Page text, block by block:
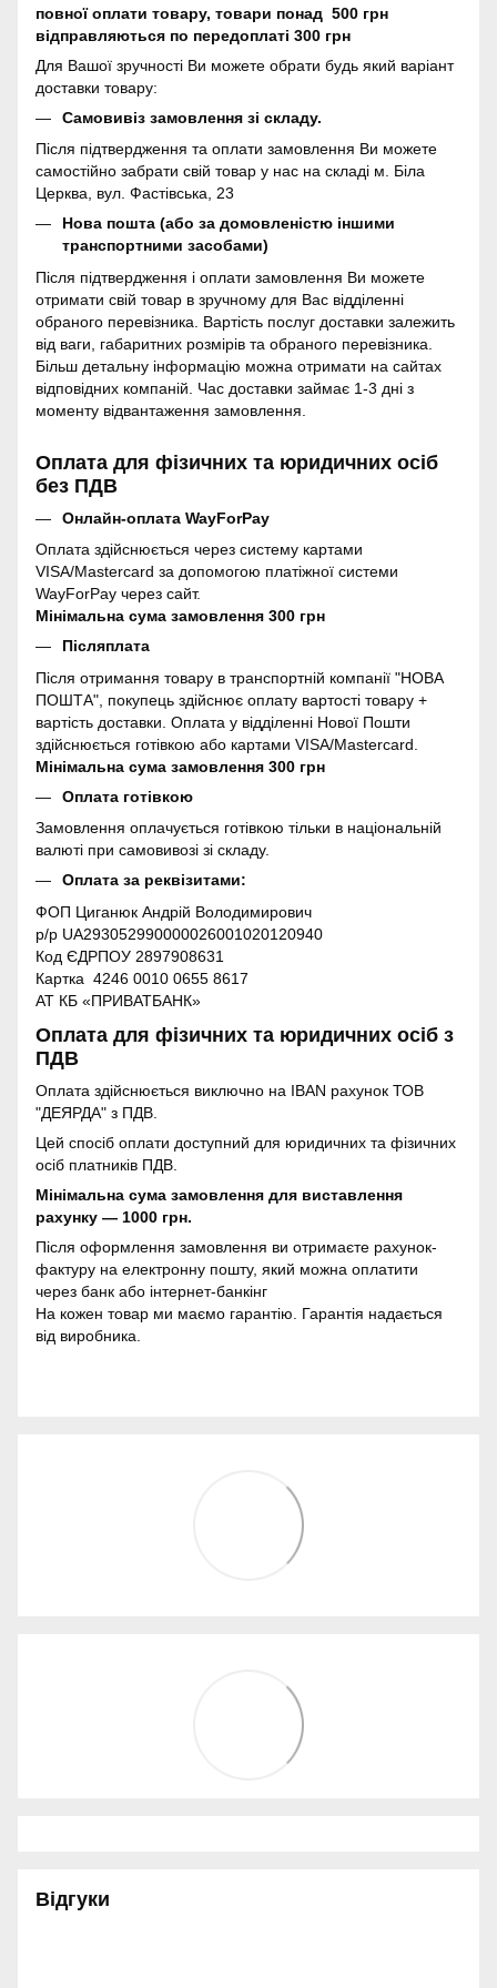
повної оплати товару, товари понад 500 грн
відправляються по передоплаті 300 грн
Для Вашої зручності Ви можете обрати будь який варіант
доставки товару:
Самовивіз замовлення зі складу.
Після підтвердження та оплати замовлення Ви можете
самостійно забрати свій товар у нас на складі м. Біла
Церква, вул. Фастівська, 23
Нова пошта (або за домовленістю іншими
транспортними засобами)
Після підтвердження і оплати замовлення Ви можете
отримати свій товар в зручному для Вас відділенні
обраного перевізника. Вартість послуг доставки залежить
від ваги, габаритних розмірів та обраного перевізника.
Більш детальну інформацію можна отримати на сайтах
відповідних компаній. Час доставки займає 1-3 дні з
моменту відвантаження замовлення.
Оплата для фізичних та юридичних осіб
без ПДВ
Онлайн-оплата WayForPay
Оплата здійснюється через систему картами
VISA/Mastercard за допомогою платіжної системи
WayForPay через сайт.
Мінімальна сума замовлення 300 грн
Післяплата
Після отримання товару в транспортній компанії "НОВА
ПОШТА", покупець здійснює оплату вартості товару +
вартість доставки. Оплата у відділенні Нової Пошти
здійснюється готівкою або картами VISA/Mastercard.
Мінімальна сума замовлення 300 грн
Оплата готівкою
Замовлення оплачується готівкою тільки в національній
валюті при самовивозі зі складу.
Оплата за реквізитами:
ФОП Циганюк Андрій Володимирович
р/р UA293052990000026001020120940
Код ЄДРПОУ 2897908631
Картка 4246 0010 0655 8617
АТ КБ «ПРИВАТБАНК»
Оплата для фізичних та юридичних осіб з
ПДВ
Оплата здійснюється виключно на IBAN рахунок ТОВ
"ДЕЯРДА" з ПДВ.
Цей спосіб оплати доступний для юридичних та фізичних
осіб платників ПДВ.
Мінімальна сума замовлення для виставлення
рахунку — 1000 грн.
Після оформлення замовлення ви отримаєте рахунок-
фактуру на електронну пошту, який можна оплатити
через банк або інтернет-банкінг
На кожен товар ми маємо гарантію. Гарантія надається
від виробника.
Відгуки